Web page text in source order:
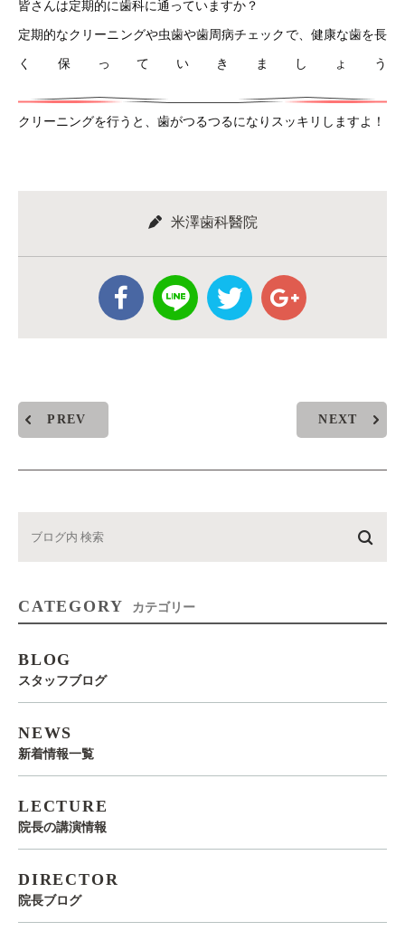
皆さんは定期的に歯科に通っていますか？
定期的なクリーニングや虫歯や歯周病チェックで、健康な歯を長
く保っていきましょう
クリーニングを行うと、歯がつるつるになりスッキリしますよ！
米澤歯科醫院
PREV NEXT
CATEGORY カテゴリー
BLOG
スタッフブログ
NEWS
新着情報一覧
LECTURE
院長の講演情報
DIRECTOR
院長ブログ